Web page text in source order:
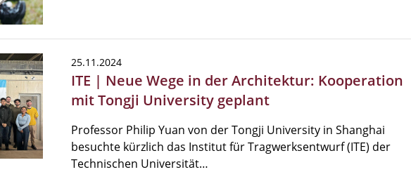
25.11.2024
ITE | Neue Wege in der Architektur: Kooperation
mit Tongji University geplant
Professor Philip Yuan von der Tongji University in Shanghai
besuchte kürzlich das Institut für Tragwerksentwurf (ITE) der
Technischen Universität…